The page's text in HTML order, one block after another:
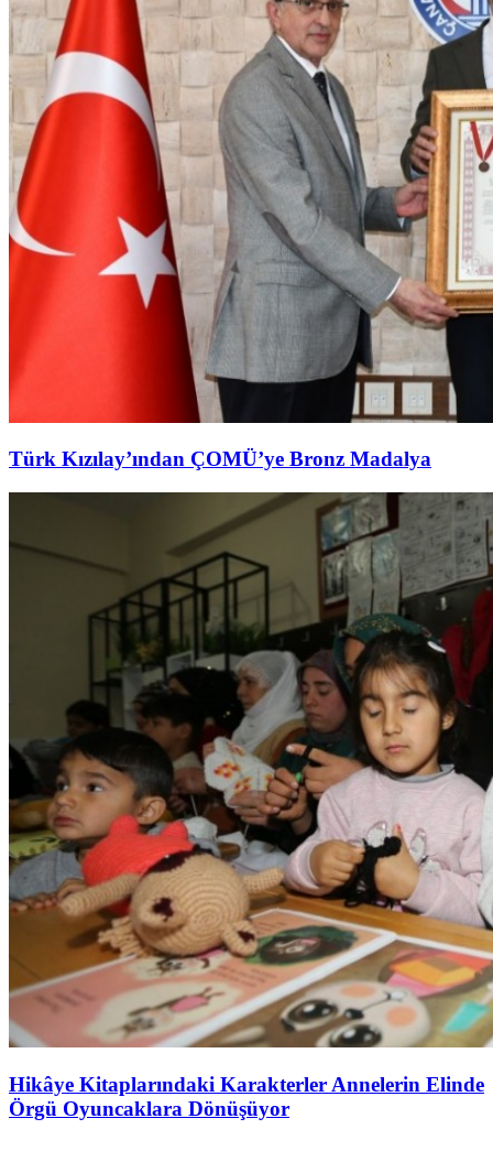
Türk Kızılay’ından ÇOMÜ’ye Bronz Madalya
Hikâye Kitaplarındaki Karakterler Annelerin Elinde
Örgü Oyuncaklara Dönüşüyor